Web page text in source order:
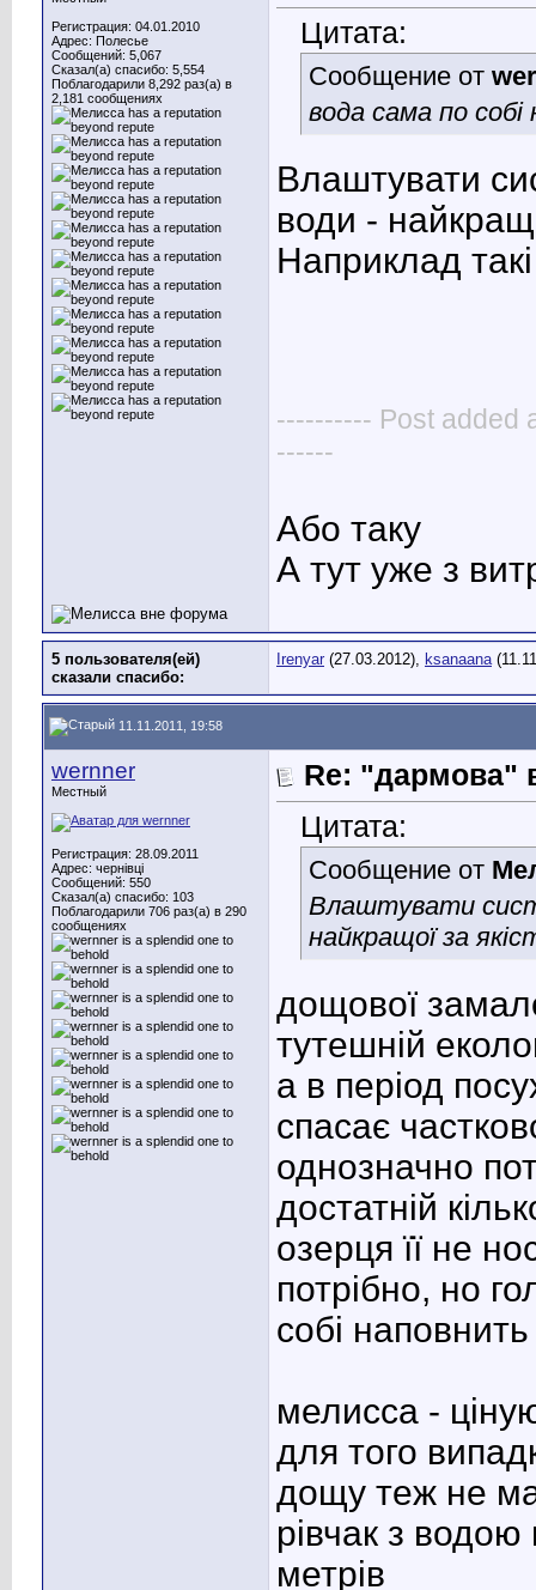
Регистрация: 04.01.2010
Адрес: Полесье
Сообщений: 5,067
Сказал(а) спасибо: 5,554
Поблагодарили 8,292 раз(а) в
2,181 сообщениях
Цитата:
Сообщение от
вода сама по собі
Влаштувати
води -
Наприклад такі
---------- Post added
------
Або таку
А тут уже з
5 пользователя(ей)
сказали cпасибо:
Irenyar (27.03.2012), ksanaana
11.11.2011, 19:58
wernner
Местный
Регистрация: 28.09.2011
Адрес: чернівці
Сообщений: 550
Сказал(а) спасибо: 103
Поблагодарили 706 раз(а) в 290
сообщениях
Re: "дармова"
Цитата:
Сообщение от
Влаштувати
найкращої за
дощової
тутешній
а в період
спасає
однозначно
достатній
озерця її не
потрібно, но
собі
мелисса -
для того
дощу теж не
рівчак з
метрів